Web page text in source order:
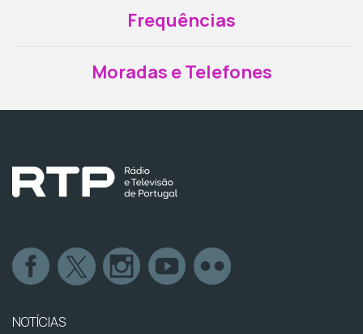
Frequências
Moradas e Telefones
NOTÍCIAS